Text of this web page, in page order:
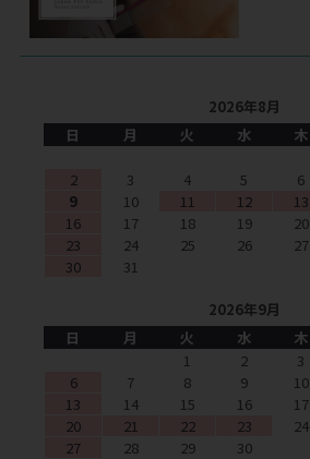
2026年8月
日
月 火 水 木
2
3 4 5 6
9
10 11 12 13
16
17 18 19 20
23
24 25 26 27
30
31
2026年9月
日
月 火 水 木
1
2 3
6
7 8 9 10
13
14 15 16 17
20
21 22 23 24
27
28 29 30